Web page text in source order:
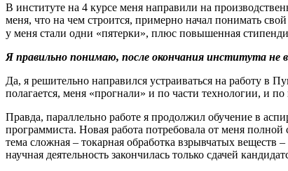
В институте на 4 курсе меня направили на
меня, что на чем строится, примерно начал понимать
у меня стали одни «пятерки», плюс повышенная
Я правильно понимаю, после окончания института не
Да, я решительно направился устраиваться на работу в
полагается, меня «прогнали» и по части технологии, и
Правда, параллельно работе я продолжил обучение в
программиста. Новая работа потребовала от меня
тема сложная – токарная обработка взрывчатых
научная деятельность закончилась только сдачей